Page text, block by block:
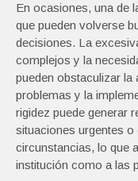
En ocasiones, una de
que pueden volverse
decisiones. La
complejos y la
pueden obstaculizar la
problemas y la
rigidez puede generar
situaciones urgentes o
circunstancias, lo que
institución como a las